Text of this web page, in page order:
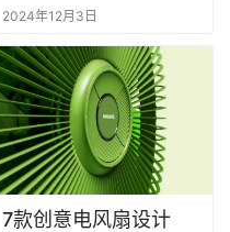
注册
2024年12月3日
7款创意电风扇设计